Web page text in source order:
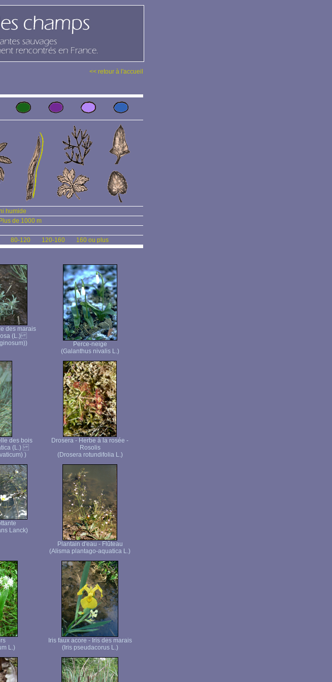
<< retour à l'accueil
humide
Plus de 1000 m
80-120 120-160 160 ou plus
des marais
(L.)
Perce-neige
(Galanthus nivalis L.)
des bois
(L.)
)
Drosera - Herbe à la rosée -
Rosolis
(Drosera rotundifolia L.)
Lanck)
Plantain d'eau - Flûteau
(Alisma plantago-aquatica L.)
L.)
Iris faux acore - Iris des marais
(Iris pseudacorus L.)